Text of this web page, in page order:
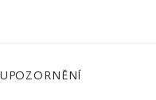
UPOZORNĚNÍ